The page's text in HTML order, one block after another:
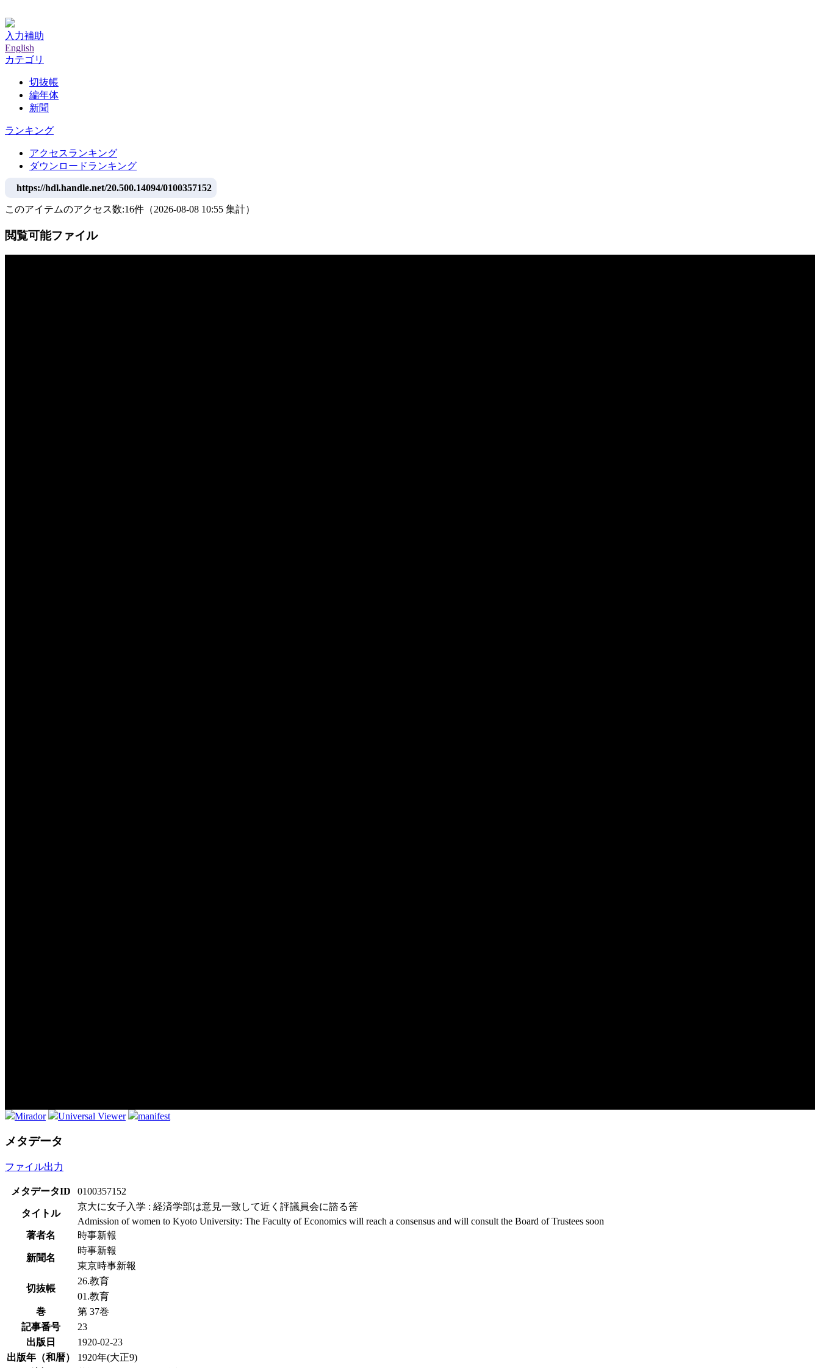
入力補助
English
カテゴリ
切抜帳
編年体
新聞
ランキング
アクセスランキング
ダウンロードランキング
https://hdl.handle.net/20.500.14094/0100357152
このアイテムのアクセス数:16件 （2026-08-08 10:55 集計）
閲覧可能ファイル
Mirador Universal Viewer manifest
メタデータ
ファイル出力
メタデータID 0100357152
タイトル
京大に女子入学 : 経済学部は意見一致して近く評議員会に諮る筈
Admission of women to Kyoto University: The Faculty of Economics will reach a consensus and will consult the Board of Trustees soon
著者名
時事新報
新聞名
時事新報
東京時事新報
切抜帳
26.教育
01.教育
巻
第 37巻
記事番号
23
出版日
1920-02-23
出版年（和暦）
1920年(大正9)